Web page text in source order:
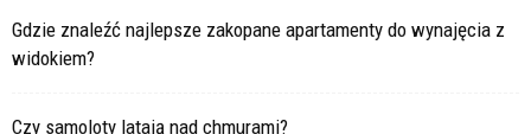
Gdzie znaleźć najlepsze zakopane apartamenty do wynajęcia z
widokiem?
Czy samoloty latają nad chmurami?